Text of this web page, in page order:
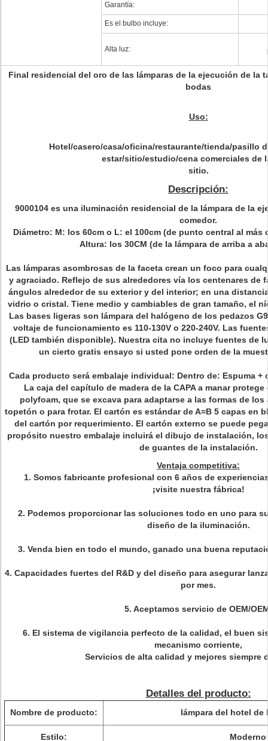
Garantía:
Es el bulbo incluye:
Alta luz:
Final residencial del oro de las lámparas de la ejecución de la
bodas
Uso:
Hotel/casero/casa/oficina/restaurante/tienda/pasillo
estar/sitio/estudio/cena comerciales de
sitio.
Descripción:
9000104 es una iluminación residencial de la lámpara de la
comedor.
Diámetro: M: los 60cm o L: el 100cm (de punto central al más
Altura: los 30CM (de la lámpara de arriba a
Las lámparas asombrosas de la faceta crean un foco para
y agraciado. Reflejo de sus alrededores vía los centenares de
ángulos alrededor de su exterior y del interior; en una
vidrio o cristal. Tiene medio y cambiables de gran tamaño, el
Las bases ligeras son lámpara del halógeno de los pedazos
voltaje de funcionamiento es 110-130V o 220-240V. Las
(LED también disponible). Nuestra cita no incluye fuentes de
un cierto gratis ensayo si usted pone orden de la
Cada producto será embalaje individual: Dentro de: Espuma
La caja del capítulo de madera de la CAPA a manar
polyfoam, que se excava para adaptarse a las formas de
topetón o para frotar. El cartón es estándar de A=B 5 capas en
del cartón por requerimiento. El cartón externo se puede
propósito nuestro embalaje incluirá el dibujo de instalación,
de guantes de la instalación.
Ventaja competitiva:
1. Somos fabricante profesional con 6 años de
¡visite nuestra fábrica!
2. Podemos proporcionar las soluciones todo en uno para
diseño de la iluminación.
3. Venda bien en todo el mundo, ganado una buena
4. Capacidades fuertes del R&D y del diseño para asegurar
por mes.
5. Aceptamos servicio de OEM/
6. El sistema de vigilancia perfecto de la calidad, el buen
mecanismo corriente,
Servicios de alta calidad y mejores siempre
Detalles del producto:
Nombre de producto: lámpara del hotel de
Estilo: Moderno